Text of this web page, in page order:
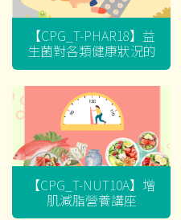
【CPG_T-PHAR18】益
生菌對各類健康狀況的
迷思
【CPG_T-NUT10A】增
肌減脂營養講座